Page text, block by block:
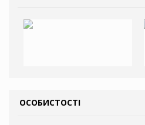
ОСОБИСТОСТІ